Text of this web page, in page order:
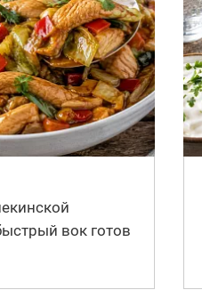
вок готов